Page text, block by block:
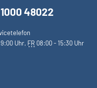
48022
Uhr, FR 08:00 - 15:30 Uhr